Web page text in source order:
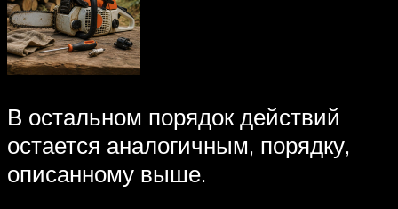
В остальном порядок действий
остается аналогичным, порядку,
описанному выше.